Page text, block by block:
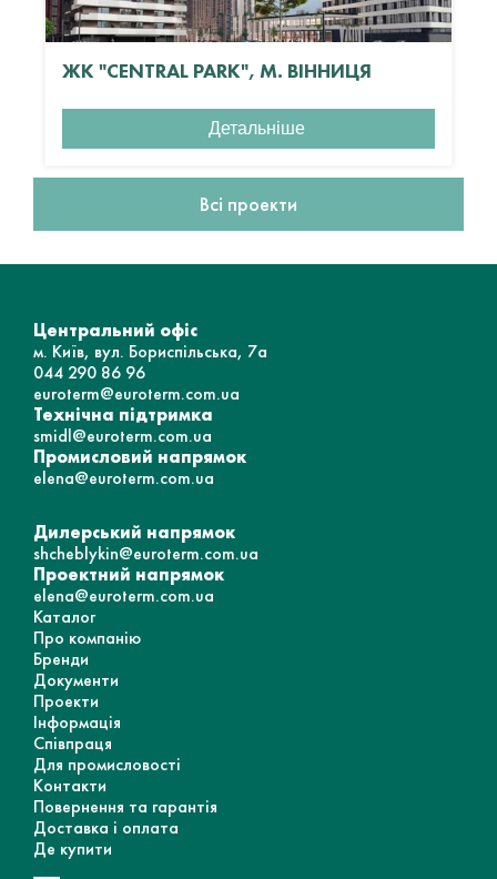
ЖК "CENTRAL PARK", М. ВІННИЦЯ
Детальніше
Всі проекти
Центральний офіс
м. Київ, вул. Бориспільська, 7а
044 290 86 96
euroterm@euroterm.com.ua
Технічна підтримка
smidl@euroterm.com.ua
Промисловий напрямок
elena@euroterm.com.ua
Дилерський напрямок
shcheblykin@euroterm.com.ua
Проектний напрямок
elena@euroterm.com.ua
Каталог
Про компанію
Бренди
Документи
Проекти
Інформація
Співпраця
Для промисловості
Контакти
Повернення та гарантія
Доставка і оплата
Де купити